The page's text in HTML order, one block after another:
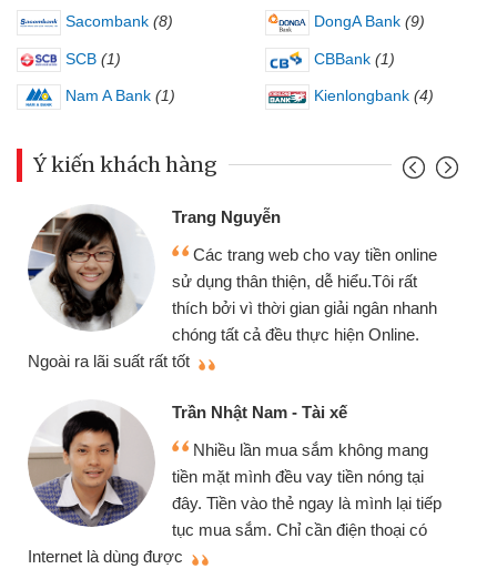
Sacombank (8) DongA Bank (9)
SCB (1) CBBank (1)
Nam A Bank (1) Kienlongbank (4)
Ý kiến khách hàng
web cho vay tiền online
thiện, dễ hiểu.Tôi rất
gian giải ngân nhanh
thực hiện Online.
- Tài xế
mua sắm không mang
đều vay tiền nóng tại
thẻ ngay là mình lại tiếp
Chỉ cần điện thoại có
chiếc xe wave
cần gặp mặt nên
nhiều lúc cần
đến website qua
đã giải quyết